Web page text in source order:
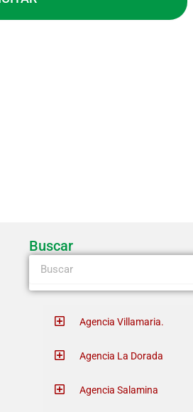
Buscar
Agencia Villamaria.
Agencia La Dorada
Agencia Salamina